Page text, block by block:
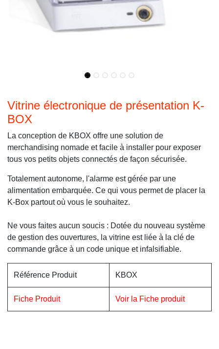
Vitrine électronique de présentation K-
BOX
La conception de KBOX offre une solution de
merchandising nomade et facile à installer pour exposer
tous vos petits objets connectés de façon sécurisée.
Totalement autonome, l'alarme est gérée par une
alimentation embarquée. Ce qui vous permet de placer la
K-Box partout où vous le souhaitez.
Ne vous faites aucun soucis : Dotée du nouveau système
de gestion des ouvertures, la vitrine est liée à la clé de
commande grâce à un code unique et infalsifiable.
Référence Produit KBOX
Fiche Produit Voir la Fiche produit